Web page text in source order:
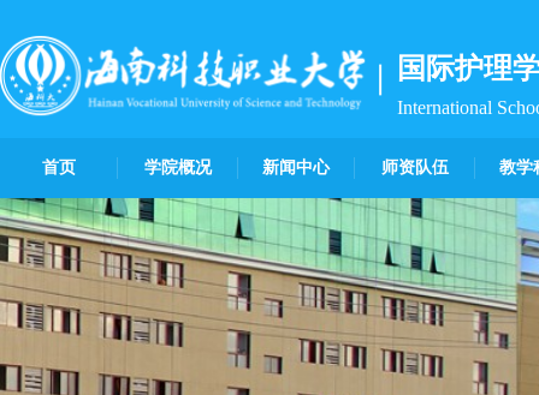
国际护理
International
首页 学院概况 新闻中心 师资队伍 教学